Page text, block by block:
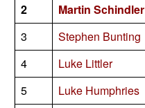
2
Martin Schindler
3
Stephen Bunting
4
Luke Littler
5
Luke Humphries